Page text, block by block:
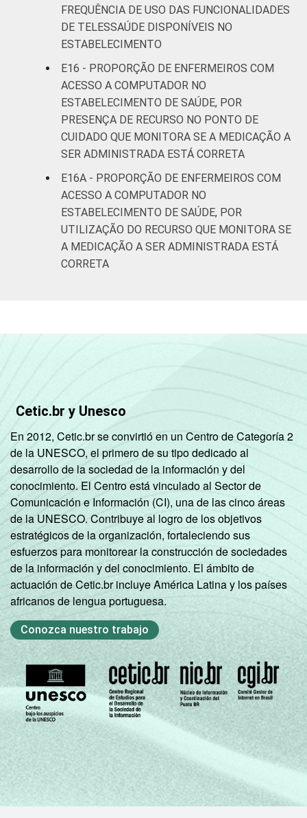
FREQUÊNCIA DE USO DAS FUNCIONALIDADES
DE TELESSAÚDE DISPONÍVEIS NO
ESTABELECIMENTO
E16 - PROPORÇÃO DE ENFERMEIROS COM
ACESSO A COMPUTADOR NO
ESTABELECIMENTO DE SAÚDE, POR
PRESENÇA DE RECURSO NO PONTO DE
CUIDADO QUE MONITORA SE A MEDICAÇÃO A
SER ADMINISTRADA ESTÁ CORRETA
E16A - PROPORÇÃO DE ENFERMEIROS COM
ACESSO A COMPUTADOR NO
ESTABELECIMENTO DE SAÚDE, POR
UTILIZAÇÃO DO RECURSO QUE MONITORA SE
A MEDICAÇÃO A SER ADMINISTRADA ESTÁ
CORRETA
Cetic.br y Unesco
En 2012, Cetic.br se convirtió en un Centro de Categoría 2
de la UNESCO, el primero de su tipo dedicado al
desarrollo de la sociedad de la información y del
conocimiento. El Centro está vinculado al Sector de
Comunicación e Información (CI), una de las cinco áreas
de la UNESCO. Contribuye al logro de los objetivos
estratégicos de la organización, fortaleciendo sus
esfuerzos para monitorear la construcción de sociedades
de la información y del conocimiento. El ámbito de
actuación de Cetic.br incluye América Latina y los países
africanos de lengua portuguesa.
Conozca nuestro trabajo